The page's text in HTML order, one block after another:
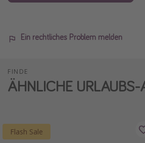
Ein rechtliches Problem melden
FINDE
ÄHNLICHE URLAUBS-
Flash Sale